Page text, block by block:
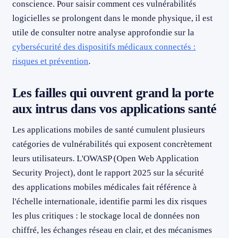
conscience. Pour saisir comment ces vulnérabilités
logicielles se prolongent dans le monde physique, il est
utile de consulter notre analyse approfondie sur la
cybersécurité des dispositifs médicaux connectés :
risques et prévention.
Les failles qui ouvrent grand la porte
aux intrus dans vos applications santé
Les applications mobiles de santé cumulent plusieurs
catégories de vulnérabilités qui exposent concrètement
leurs utilisateurs. L'OWASP (Open Web Application
Security Project), dont le rapport 2025 sur la sécurité
des applications mobiles médicales fait référence à
l'échelle internationale, identifie parmi les dix risques
les plus critiques : le stockage local de données non
chiffré, les échanges réseau en clair, et des mécanismes